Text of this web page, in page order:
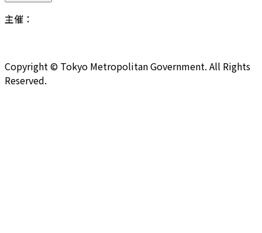
主催：
Copyright © Tokyo Metropolitan Government. All Rights
Reserved.